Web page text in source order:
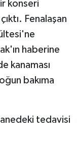
konseri
Fenalaşan
haberine
kanaması
bakıma
tedavisi